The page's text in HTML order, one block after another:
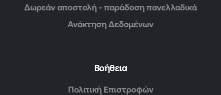
Δωρεάν αποστολή - παράδοση πανελλαδικά
Ανάκτηση Δεδομένων
Βοήθεια
Πολιτική Επιστροφών